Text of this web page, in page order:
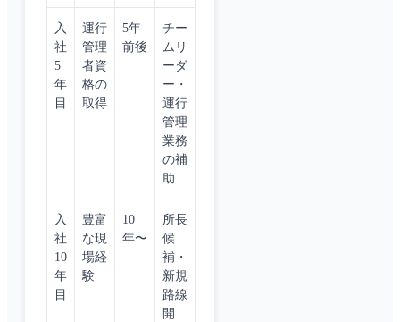
入
社
5
年
目
運行
管理
者資
格の
取得
5年
前後
チー
ムリ
ーダ
ー・
運行
管理
業務
の補
助
入
社
10
年
目
豊富
な現
場経
験
10
年〜
所長
候
補・
新規
路線
開